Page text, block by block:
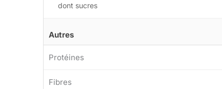
dont sucres
Autres
Protéines
Fibres